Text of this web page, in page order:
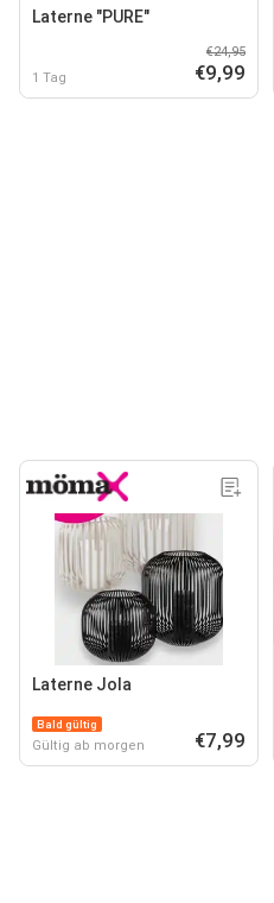
Laterne "PURE"
1 Tag
€24,95
€9,99
Laterne Jola
Bald gültig
Gültig ab morgen €7,99